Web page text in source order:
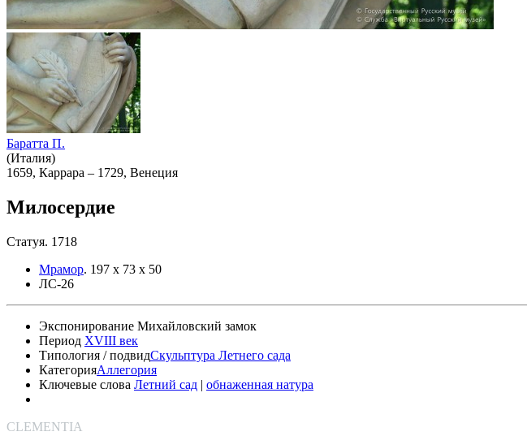
Баратта П.
(Италия)
1659, Каррара – 1729, Венеция
Милосердие
Статуя. 1718
Мрамор. 197 х 73 х 50
ЛС-26
Экспонирование Михайловский замок
Период XVIII век
Типология / подвидСкульптура Летнего сада
КатегорияАллегория
Ключевые слова Летний сад | обнаженная натура
CLEMENTIA